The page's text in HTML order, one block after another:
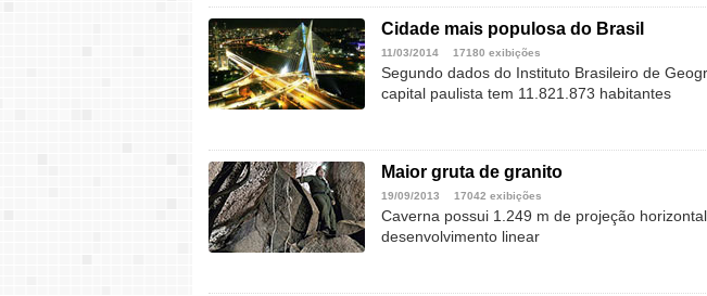
Cidade mais populosa do Brasil
11/03/2014 17180 exibições
Segundo dados do Instituto Brasileiro de
capital paulista tem 11.821.873 habitantes
Maior gruta de granito
19/09/2013 17042 exibições
Caverna possui 1.249 m de projeção
desenvolvimento linear